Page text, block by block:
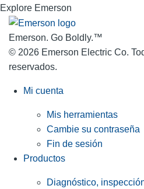
Explore Emerson
Emerson. Go Boldly.™
© 2026 Emerson Electric Co.
reservados.
Mi cuenta
Mis herramientas
Cambie su contraseña
Fin de sesión
Productos
Diagnóstico,